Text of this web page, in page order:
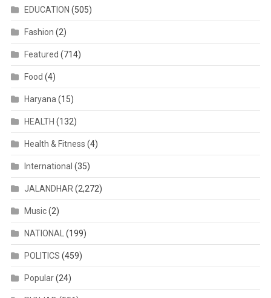
EDUCATION (505)
Fashion (2)
Featured (714)
Food (4)
Haryana (15)
HEALTH (132)
Health & Fitness (4)
International (35)
JALANDHAR (2,272)
Music(2)
NATIONAL (199)
POLITICS (459)
Popular(24)